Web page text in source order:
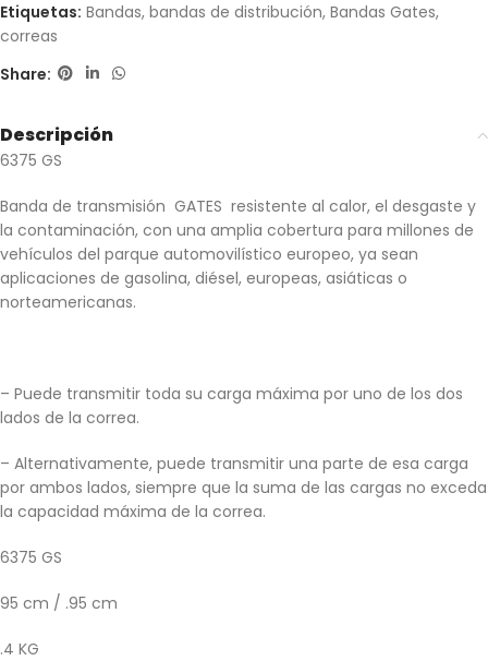
Etiquetas: Bandas, bandas de distribución, Bandas Gates,
correas
Share:
Descripción
6375 GS
Banda de transmisión GATES resistente al calor, el desgaste y
la contaminación, con una amplia cobertura para millones de
vehículos del parque automovilístico europeo, ya sean
aplicaciones de gasolina, diésel, europeas, asiáticas o
norteamericanas.
– Puede transmitir toda su carga máxima por uno de los dos
lados de la correa.
– Alternativamente, puede transmitir una parte de esa carga
por ambos lados, siempre que la suma de las cargas no exceda
la capacidad máxima de la correa.
6375 GS
95 cm / .95 cm
.4 KG